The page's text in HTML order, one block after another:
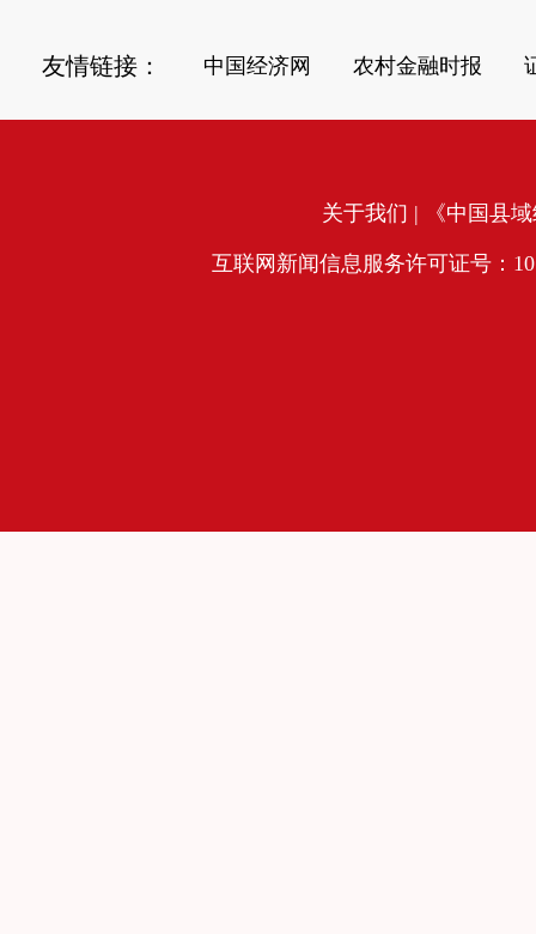
友情链接： 中国经济网 农村金融时报
关于我们 | 《中国县
互联网新闻信息服务许可证号：